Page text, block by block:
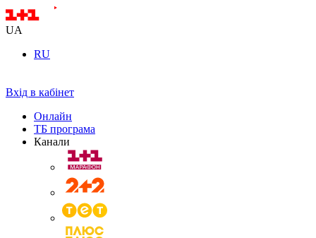
UA
RU
Вхід в кабінет
Онлайн
ТБ програма
Канали